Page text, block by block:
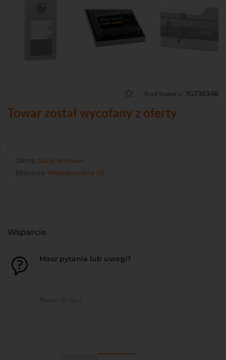
Kod towaru: TG73634B
Towar został wycofany z oferty
Oferta: Stacje bramowe
Biblioteka: Wideodomofony (3)
Wsparcie
Masz pytania lub uwagi?